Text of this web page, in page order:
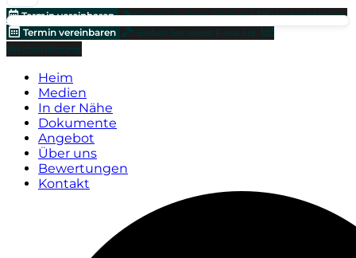
Termin vereinbaren Bieten Sie einen Preis an!
Wertschätzung
Termin vereinbaren
Bieten Sie einen Preis an!
Wertschätzung
Heim
Medien
In der Nähe
Dokumente
Angebot
Über uns
Bewertungen
Kontakt